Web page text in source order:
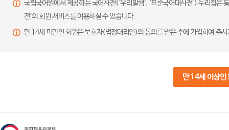
국립국어원에서 제공하는 국어사전(‘우리말샘’, ‘표준국어대사전’) 누리집
전’의 회원 서비스를 이용하실 수 있습니다.
만 14세 미만인 회원은 보호자(법정대리인)의 동의를 받은 후에 가입하여 주
만 14세 이상인